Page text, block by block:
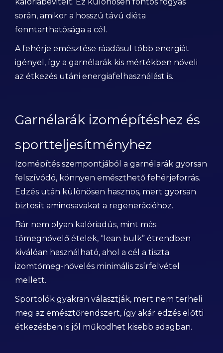
során, amikor a hosszú távú diéta
fenntarthatósága a cél.
A fehérje emésztése ráadásul több energiát
igényel, így a garnélarák kis mértékben növeli
az étkezés utáni energiafelhasználást is.
Garnélarák izomépítéshez és
sportteljesítményhez
Izomépítés szempontjából a garnélarák gyorsan
felszívódó, könnyen emészthető fehérjeforrás.
Edzés után különösen hasznos, mert gyorsan
biztosít aminosavakat a regenerációhoz.
Bár nem olyan kalóriadús, mint más
tömegnövelő ételek, “lean bulk” étrendben
kiválóan használható, ahol a cél a tiszta
izomtömeg-növelés minimális zsírfelvétel
mellett.
Sportolók gyakran választják, mert nem terheli
meg az emésztőrendszert, így akár edzés előtti
étkezésben is jól működhet kisebb adagban.